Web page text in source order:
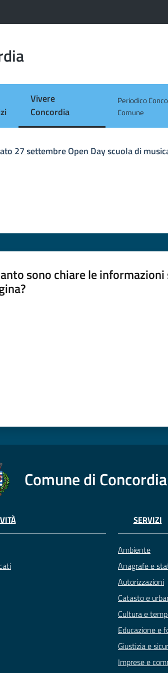
Vivere
Concordia
Menu selezionato
Periodico
Comune
27 settembre Open Day scuola di
sono chiare le
Comune di Concordia
SERVIZI
Ambiente
Anagrafe e
Autorizzazioni
Catasto e
Cultura e
Educazione e
Giustizia e
Imprese e